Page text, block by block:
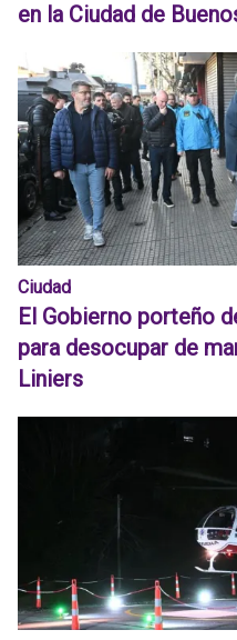
en la Ciudad de
Ciudad
El Gobierno porteño
para desocupar de
Liniers